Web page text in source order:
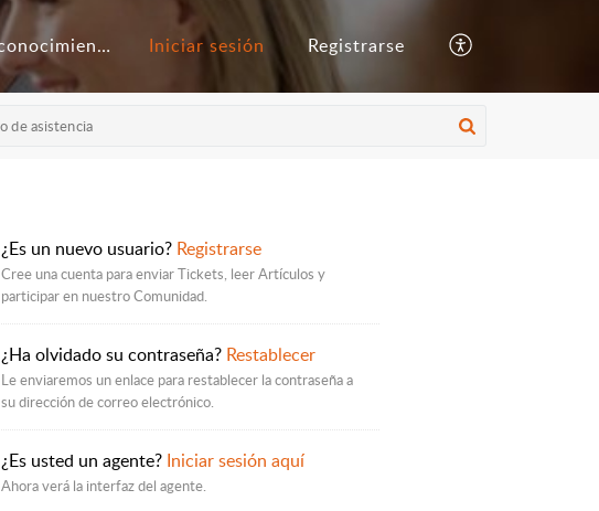
Base de conocimientos Iniciar sesión Registrarse
¿Es un nuevo usuario? Registrarse
Cree una cuenta para enviar Tickets, leer Artículos y
participar en nuestro Comunidad.
¿Ha olvidado su contraseña? Restablecer
Le enviaremos un enlace para restablecer la contraseña a
su dirección de correo electrónico.
¿Es usted un agente? Iniciar sesión aquí
Ahora verá la interfaz del agente.